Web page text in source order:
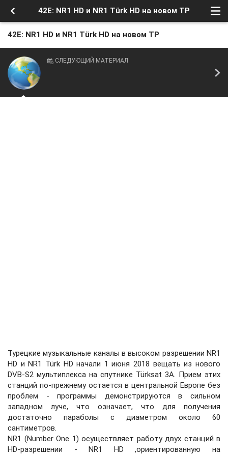
42E: NR1 HD и NR1 Türk HD на новом TP
42E: NR1 HD и NR1 Türk HD на новом TP
СЛЕДУЮЩИЙ МАТЕРИАЛ
Турецкие музыкальные каналы в высоком разрешении NR1
HD и NR1 Türk HD начали 1 июня 2018 вещать из нового
DVB-S2 мультиплекса на спутнике Türksat 3A. Прием этих
станций по-прежнему остается в центральной Европе без
проблем - программы демонстрируются в сильном
западном луче, что означает, что для получения
достаточно параболы с диаметром около 60
сантиметров.
NR1 (Number One 1) осуществляет работу двух станций в
HD-разрешении - NR1 HD ,ориентированную на